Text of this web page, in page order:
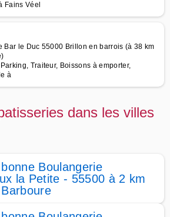
Fains Véel
Bar le Duc 55000 Brillon en barrois (à 38 km
Traiteur, Boissons à emporter,
à
dans les villes
Boulangerie
la Petite - 55500 à 2 km